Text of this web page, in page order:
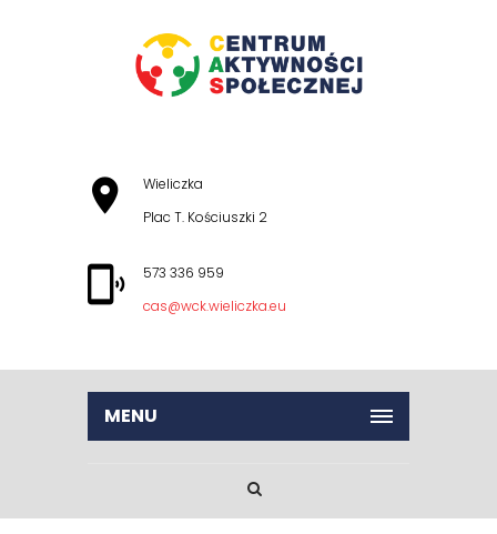
Wieliczka
Plac T. Kościuszki 2
573 336 959
cas@wck.wieliczka.eu
MENU